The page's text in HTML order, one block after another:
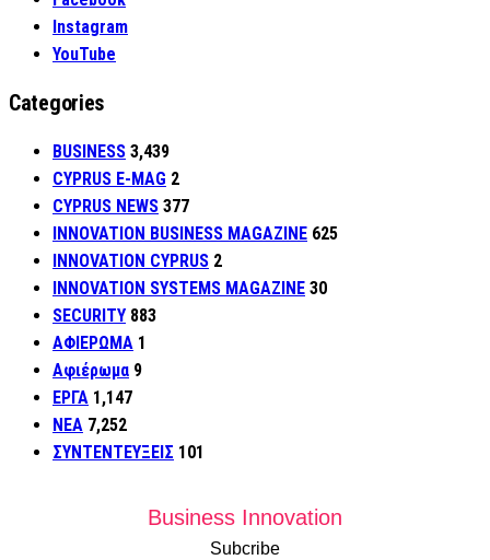
Instagram
YouTube
Categories
BUSINESS 3,439
CYPRUS E-MAG 2
CYPRUS NEWS 377
INNOVATION BUSINESS MAGAZINE 625
INNOVATION CYPRUS 2
INNOVATION SYSTEMS MAGAZINE 30
SECURITY 883
ΑΦΙΕΡΩΜΑ 1
Αφιέρωμα 9
ΕΡΓΑ 1,147
ΝΕΑ 7,252
ΣΥΝΤΕΝΤΕΥΞΕΙΣ 101
Business Innovation
Subcribe